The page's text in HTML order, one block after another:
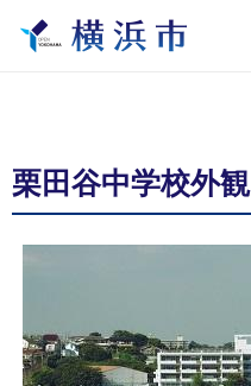
栗田谷中学校外観